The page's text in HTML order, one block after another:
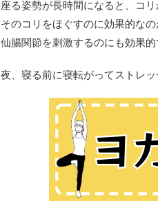
座る姿勢が長時間になると、コリ
そのコリをほぐすのに効果的なの
仙腸関節を刺激するのにも効果的
夜、寝る前に寝転がってストレッ